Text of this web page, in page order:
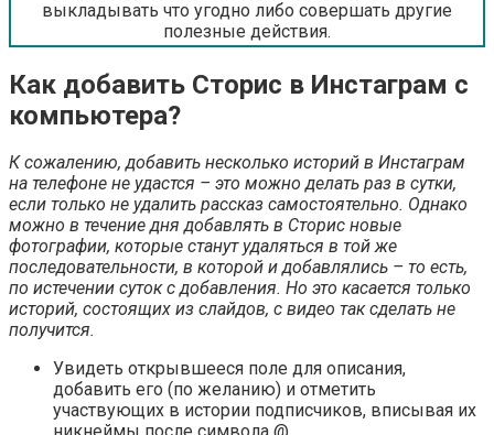
выкладывать что угодно либо совершать другие
полезные действия.
Как добавить Сторис в Инстаграм с
компьютера?
К сожалению, добавить несколько историй в Инстаграм
на телефоне не удастся – это можно делать раз в сутки,
если только не удалить рассказ самостоятельно. Однако
можно в течение дня добавлять в Сторис новые
фотографии, которые станут удаляться в той же
последовательности, в которой и добавлялись – то есть,
по истечении суток с добавления. Но это касается только
историй, состоящих из слайдов, с видео так сделать не
получится.
Увидеть открывшееся поле для описания,
добавить его (по желанию) и отметить
участвующих в истории подписчиков, вписывая их